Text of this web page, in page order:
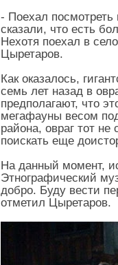
- Поехал
сказали, что есть
Нехотя поехал в
Цыретаров.
Как оказалось,
семь лет назад в
предполагают, что
мегафауны весом
района, овраг тот
поискать еще
На данный момент,
Этнографический
добро. Буду вести
отметил Цыретаров.